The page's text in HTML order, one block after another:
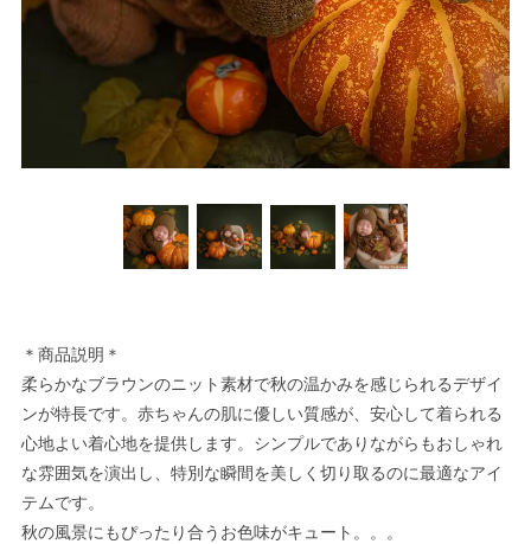
＊商品説明＊
柔らかなブラウンのニット素材で秋の温かみを感じられるデザイ
ンが特長です。赤ちゃんの肌に優しい質感が、安心して着られる
心地よい着心地を提供します。シンプルでありながらもおしゃれ
な雰囲気を演出し、特別な瞬間を美しく切り取るのに最適なアイ
テムです。
秋の風景にもぴったり合うお色味がキュート。。。